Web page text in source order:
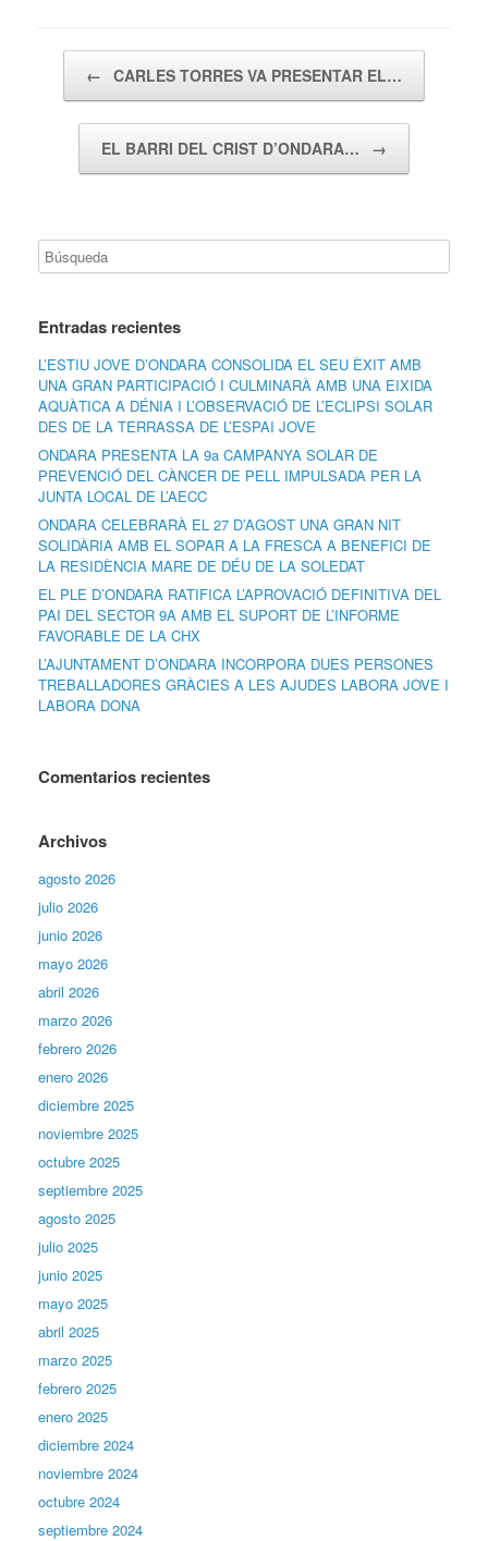
← CARLES TORRES VA PRESENTAR EL…
EL BARRI DEL CRIST D’ONDARA… →
Entradas recientes
L’ESTIU JOVE D’ONDARA CONSOLIDA EL SEU ÈXIT AMB
UNA GRAN PARTICIPACIÓ I CULMINARÀ AMB UNA EIXIDA
AQUÀTICA A DÉNIA I L’OBSERVACIÓ DE L’ECLIPSI SOLAR
DES DE LA TERRASSA DE L’ESPAI JOVE
ONDARA PRESENTA LA 9a CAMPANYA SOLAR DE
PREVENCIÓ DEL CÀNCER DE PELL IMPULSADA PER LA
JUNTA LOCAL DE L’AECC
ONDARA CELEBRARÀ EL 27 D’AGOST UNA GRAN NIT
SOLIDÀRIA AMB EL SOPAR A LA FRESCA A BENEFICI DE
LA RESIDÈNCIA MARE DE DÉU DE LA SOLEDAT
EL PLE D’ONDARA RATIFICA L’APROVACIÓ DEFINITIVA DEL
PAI DEL SECTOR 9A AMB EL SUPORT DE L’INFORME
FAVORABLE DE LA CHX
L’AJUNTAMENT D’ONDARA INCORPORA DUES PERSONES
TREBALLADORES GRÀCIES A LES AJUDES LABORA JOVE I
LABORA DONA
Comentarios recientes
Archivos
agosto 2026
julio 2026
junio 2026
mayo 2026
abril 2026
marzo 2026
febrero 2026
enero 2026
diciembre 2025
noviembre 2025
octubre 2025
septiembre 2025
agosto 2025
julio 2025
junio 2025
mayo 2025
abril 2025
marzo 2025
febrero 2025
enero 2025
diciembre 2024
noviembre 2024
octubre 2024
septiembre 2024